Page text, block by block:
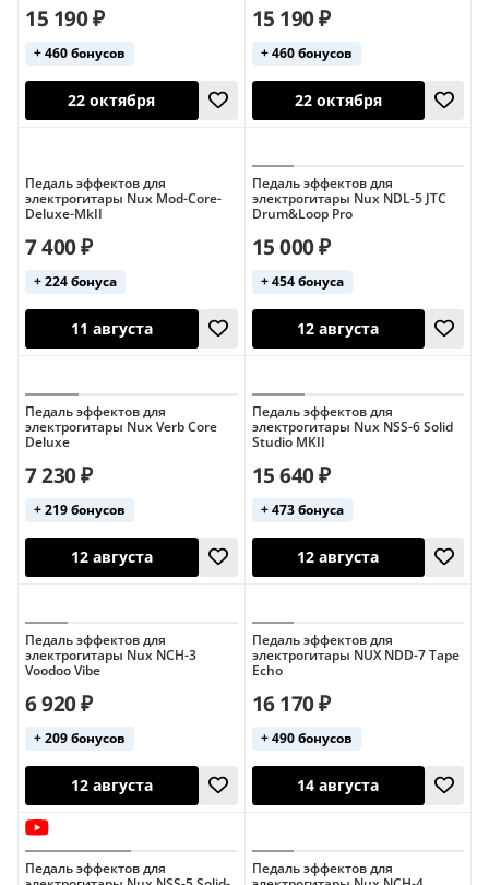
15 190 ₽
+ 460 бонусов
22 октября
15 190 ₽
+ 460 бонусов
22 октября
Педаль эффектов для
электрогитары Nux Mod-Core-
Deluxe-MkII
7 400 ₽
+ 224 бонуса
Педаль эффектов для
электрогитары Nux NDL-5 JTC
Drum&Loop Pro
15 000 ₽
+ 454 бонуса
Педаль эффектов для
электрогитары Nux Verb Core
Deluxe
7 230 ₽
+ 219 бонусов
12 августа
Педаль эффектов для
электрогитары Nux NSS-6 Solid
Studio MKII
15 640 ₽
+ 473 бонуса
Педаль эффектов для
электрогитары Nux NCH-3
Voodoo Vibe
6 920 ₽
+ 209 бонусов
Педаль эффектов для
электрогитары NUX NDD-7 Tape
Echo
16 170 ₽
+ 490 бонусов
Педаль эффектов для
Педаль эффектов для